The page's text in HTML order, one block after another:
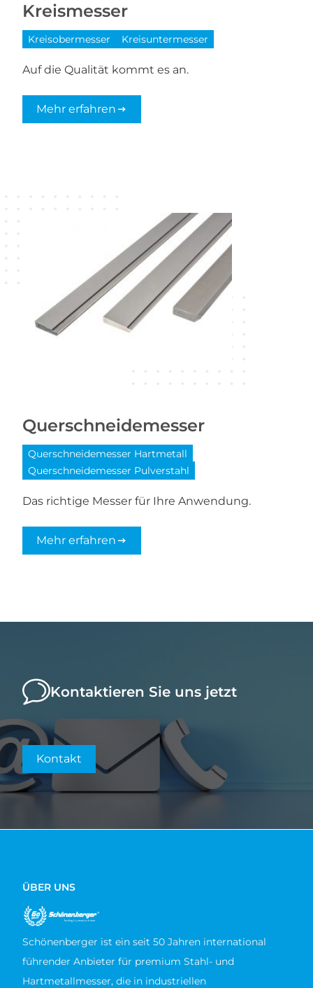
Kreismesser
Kreisobermesser Kreisuntermesser
Auf die Qualität kommt es an.
Mehr erfahren
Querschneidemesser
Querschneidemesser Hartmetall
Querschneidemesser Pulverstahl
Das richtige Messer für Ihre Anwendung.
Mehr erfahren
Kontaktieren Sie uns jetzt
Kontakt
ÜBER UNS
Schönenberger ist ein seit 50 Jahren international
führender Anbieter für premium Stahl- und
Hartmetallmesser, die in industriellen